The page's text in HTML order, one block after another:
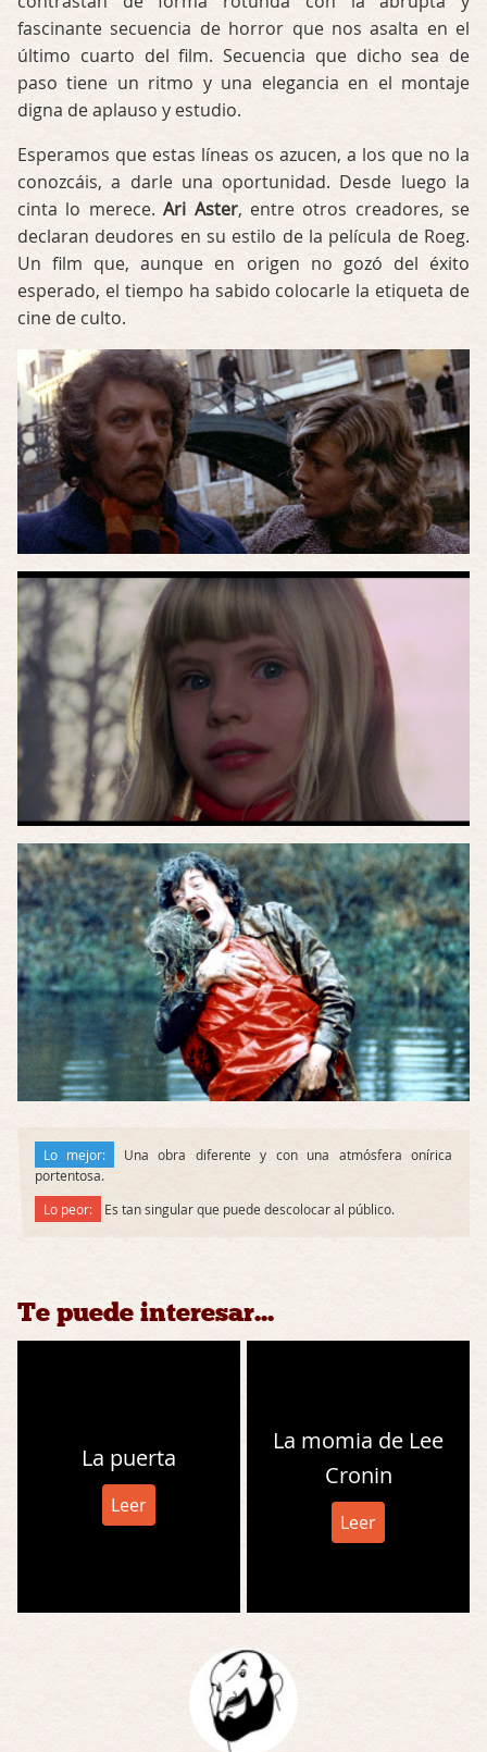
fascinante secuencia de horror que nos asalta en el
último cuarto del film. Secuencia que dicho sea de
paso tiene un ritmo y una elegancia en el montaje
digna de aplauso y estudio.
Esperamos que estas líneas os azucen, a los que no la
conozcáis, a darle una oportunidad. Desde luego la
cinta lo merece.Ari Aster, entre otros creadores, se
declaran deudores en su estilo de la película de Roeg.
Un film que, aunque en origen no gozó del éxito
esperado, el tiempo ha sabido colocarle la etiqueta de
cine de culto.
Lo mejor:
Una obra diferente y con una atmósfera onírica
portentosa.
Lo peor:
Es tan singular que puede descolocar al público.
Te puede interesar...
La puerta
Leer
La momia de Lee
Cronin
Leer